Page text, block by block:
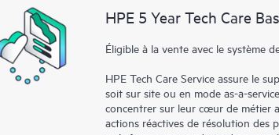
nouveaux outils
de connaissances
ressources HPE
performances de
HPE 5 Year Tech Care
Éligible à la vente avec le système
HPE Tech Care Service assure le
soit sur site ou en mode as-a-
concentrer sur leur cœur de métier
actions réactives de résolution des